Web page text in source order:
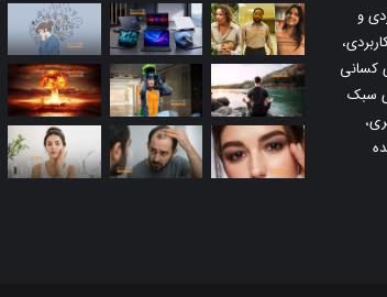
و
کسانی
سبک
چطور
اعتیاد
به
گوشی
را
ترک
کنیم
و
9 می , 2026
چطور اعتیاد به گوشی را ترک